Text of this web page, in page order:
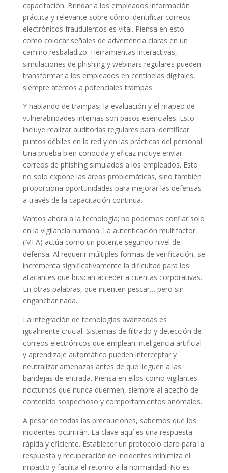
capacitación. Brindar a los empleados información
práctica y relevante sobre cómo identificar correos
electrónicos fraudulentos es vital. Piensa en esto
como colocar señales de advertencia claras en un
camino resbaladizo. Herramientas interactivas,
simulaciones de phishing y webinars regulares pueden
transformar a los empleados en centinelas digitales,
siempre atentos a potenciales trampas.
Y hablando de trampas, la evaluación y el mapeo de
vulnerabilidades internas son pasos esenciales. Esto
incluye realizar auditorías regulares para identificar
puntos débiles en la red y en las prácticas del personal.
Una prueba bien conocida y eficaz incluye enviar
correos de phishing simulados a los empleados. Esto
no solo expone las áreas problemáticas, sino también
proporciona oportunidades para mejorar las defensas
a través de la capacitación continua.
Vamos ahora a la tecnología; no podemos confiar solo
en la vigilancia humana. La autenticación multifactor
(MFA) actúa como un potente segundo nivel de
defensa. Al requerir múltiples formas de verificación, se
incrementa significativamente la dificultad para los
atacantes que buscan acceder a cuentas corporativas.
En otras palabras, que intenten pescar… pero sin
enganchar nada.
La integración de tecnologías avanzadas es
igualmente crucial. Sistemas de filtrado y detección de
correos electrónicos que emplean inteligencia artificial
y aprendizaje automático pueden interceptar y
neutralizar amenazas antes de que lleguen a las
bandejas de entrada. Piensa en ellos como vigilantes
nocturnos que nunca duermen, siempre al acecho de
contenido sospechoso y comportamientos anómalos.
A pesar de todas las precauciones, sabemos que los
incidentes ocurrirán. La clave aquí es una respuesta
rápida y eficiente. Establecer un protocolo claro para la
respuesta y recuperación de incidentes minimiza el
impacto y facilita el retorno a la normalidad. No es